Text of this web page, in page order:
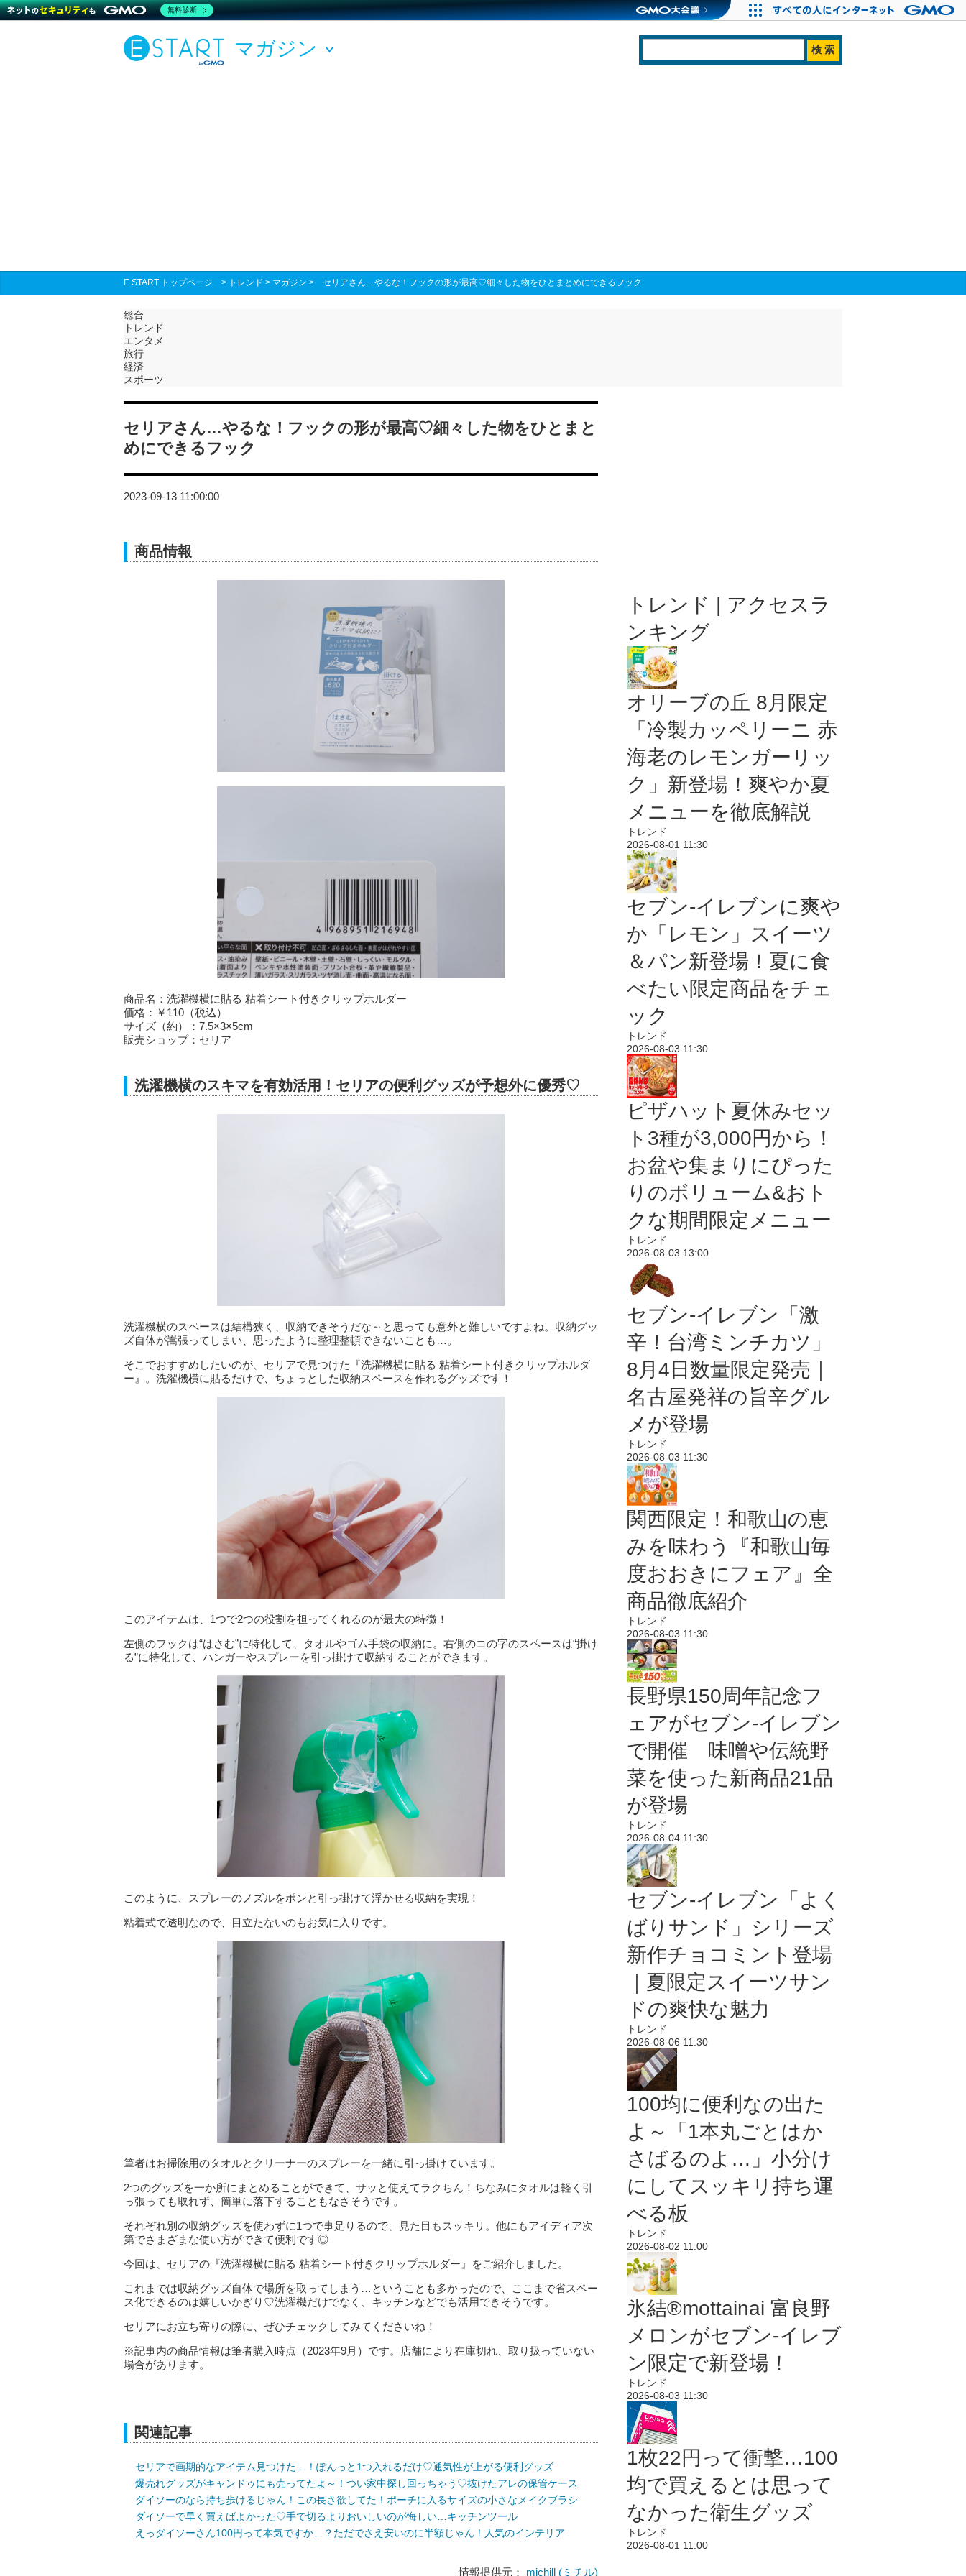
マガジン
E START トップページ > トレンド > マガジン > セリアさん…やるな！フックの形が最高♡細々した物をひとまとめにできるフック
総合
トレンド
エンタメ
旅行
経済
スポーツ
セリアさん…やるな！フックの形が最高♡細々した物をひとまと
めにできるフック
2023-09-13 11:00:00
商品情報
商品名：洗濯機横に貼る 粘着シート付きクリップホルダー
価格：￥110（税込）
サイズ（約）：7.5×3×5cm
販売ショップ：セリア
洗濯機横のスキマを有効活用！セリアの便利グッズが予想外に優秀♡
洗濯機横のスペースは結構狭く、収納できそうだな～と思っても意外と難しいですよね。収納グッ
ズ自体が嵩張ってしまい、思ったように整理整頓できないことも…。
そこでおすすめしたいのが、セリアで見つけた『洗濯機横に貼る 粘着シート付きクリップホルダ
ー』。洗濯機横に貼るだけで、ちょっとした収納スペースを作れるグッズです！
このアイテムは、1つで2つの役割を担ってくれるのが最大の特徴！
左側のフックは“はさむ”に特化して、タオルやゴム手袋の収納に。右側のコの字のスペースは“掛け
る”に特化して、ハンガーやスプレーを引っ掛けて収納することができます。
このように、スプレーのノズルをポンと引っ掛けて浮かせる収納を実現！
粘着式で透明なので、目立たないのもお気に入りです。
筆者はお掃除用のタオルとクリーナーのスプレーを一緒に引っ掛けています。
2つのグッズを一か所にまとめることができて、サッと使えてラクちん！ちなみにタオルは軽く引
っ張っても取れず、簡単に落下することもなさそうです。
それぞれ別の収納グッズを使わずに1つで事足りるので、見た目もスッキリ。他にもアイディア次
第でさまざまな使い方ができて便利です◎
今回は、セリアの『洗濯機横に貼る 粘着シート付きクリップホルダー』をご紹介しました。
これまでは収納グッズ自体で場所を取ってしまう…ということも多かったので、ここまで省スペー
ス化できるのは嬉しいかぎり♡洗濯機だけでなく、キッチンなどでも活用できそうです。
セリアにお立ち寄りの際に、ぜひチェックしてみてくださいね！
※記事内の商品情報は筆者購入時点（2023年9月）です。店舗により在庫切れ、取り扱っていない
場合があります。
関連記事
セリアで画期的なアイテム見つけた…！ぽんっと1つ入れるだけ♡通気性が上がる便利グッズ
爆売れグッズがキャンドゥにも売ってたよ～！つい家中探し回っちゃう♡抜けたアレの保管ケース
ダイソーのなら持ち歩けるじゃん！この長さ欲してた！ポーチに入るサイズの小さなメイクブラシ
ダイソーで早く買えばよかった♡手で切るよりおいしいのが悔しい…キッチンツール
えっダイソーさん100円って本気ですか…？ただでさえ安いのに半額じゃん！人気のインテリア
情報提供元： michill (ミチル)
トレンド | アクセスラ
ンキング
オリーブの丘 8月限定
「冷製カッペリーニ 赤
海老のレモンガーリッ
ク」新登場！爽やか夏
メニューを徹底解説
トレンド
2026-08-01 11:30
セブン‐イレブンに爽や
か「レモン」スイーツ
＆パン新登場！夏に食
べたい限定商品をチェ
ック
トレンド
2026-08-03 11:30
ピザハット夏休みセッ
ト3種が3,000円から！
お盆や集まりにぴった
りのボリューム&おト
クな期間限定メニュー
トレンド
2026-08-03 13:00
セブン-イレブン「激
辛！台湾ミンチカツ」
8月4日数量限定発売｜
名古屋発祥の旨辛グル
メが登場
トレンド
2026-08-03 11:30
関西限定！和歌山の恵
みを味わう『和歌山毎
度おおきにフェア』全
商品徹底紹介
トレンド
2026-08-03 11:30
長野県150周年記念フ
ェアがセブン-イレブン
で開催 味噌や伝統野
菜を使った新商品21品
が登場
トレンド
2026-08-04 11:30
セブン‐イレブン「よく
ばりサンド」シリーズ
新作チョコミント登場
｜夏限定スイーツサン
ドの爽快な魅力
トレンド
2026-08-06 11:30
100均に便利なの出た
よ～「1本丸ごとはか
さばるのよ…」小分け
にしてスッキリ持ち運
べる板
トレンド
2026-08-02 11:00
氷結®mottainai 富良野
メロンがセブン‐イレブ
ン限定で新登場！
トレンド
2026-08-03 11:30
1枚22円って衝撃…100
均で買えるとは思って
なかった衛生グッズ
トレンド
2026-08-01 11:00
無料診断